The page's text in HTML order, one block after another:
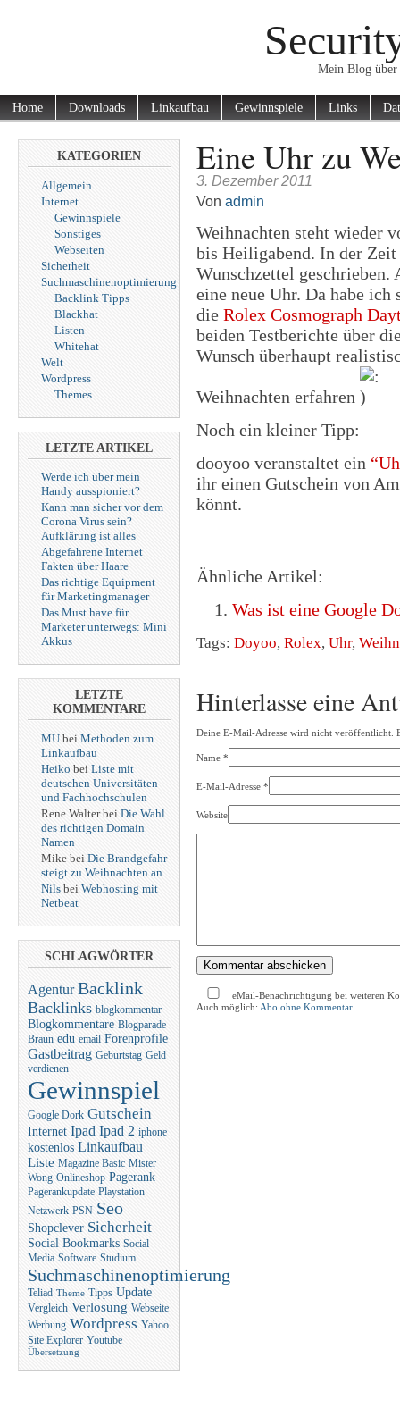
Mein Blog
Home Downloads Linkaufbau Gewinnspiele Links
KATEGORIEN
Allgemein
Internet
Gewinnspiele
Sonstiges
Webseiten
Sicherheit
Suchmaschinenoptimierung
Backlink Tipps
Blackhat
Listen
Whitehat
Welt
Wordpress
Themes
LETZTE ARTIKEL
Werde ich über mein
Handy ausspioniert?
Kann man sicher vor dem
Corona Virus sein?
Aufklärung ist alles
Abgefahrene Internet
Fakten über Haare
Das richtige Equipment
für Marketingmanager
Das Must have für
Marketer unterwegs: Mini
Akkus
LETZTE
KOMMENTARE
MU bei Methoden zum
Linkaufbau
Heiko bei Liste mit
deutschen Universitäten
und Fachhochschulen
Rene Walter bei Die Wahl
des richtigen Domain
Namen
Mike bei Die Brandgefahr
steigt zu Weihnachten an
Nils bei Webhosting mit
Netbeat
SCHLAGWÖRTER
Agentur Backlink
Backlinks blogkommentar
Blogkommentare Blogparade
Braun edu email Forenprofile
Gastbeitrag Geburtstag Geld
verdienen
Gewinnspiel
Google Dork Gutschein
Internet Ipad Ipad 2 iphone
kostenlos Linkaufbau
Liste Magazine Basic Mister
Wong Onlineshop Pagerank
Pagerankupdate Playstation
Netzwerk PSN Seo
Shopclever Sicherheit
Social Bookmarks Social
Media Software Studium
Suchmaschinenoptimierung
Teliad Theme Tipps Update
Vergleich Verlosung Webseite
Werbung Wordpress Yahoo
Site Explorer Youtube
Übersetzung
Eine Uhr zu
3. Dezember 2011
Von admin
Weihnachten steht wieder
bis Heiligabend. In der
Wunschzettel
eine neue Uhr. Da habe
die Rolex Cosmograph
beiden Testberichte über
Wunsch überhaupt
Weihnachten erfahren
Noch ein kleiner Tipp:
dooyoo veranstaltet ein
ihr einen Gutschein von
könnt.
Ähnliche Artikel:
Was ist eine Google
Tags: Doyoo, Rolex, Uhr,
Hinterlasse eine
Deine E-Mail-Adresse wird nicht veröffentlicht.
Name *
E-Mail-Adresse *
Website
eMail-Benachrichtigung bei weiteren
Auch möglich: Abo ohne Kommentar.